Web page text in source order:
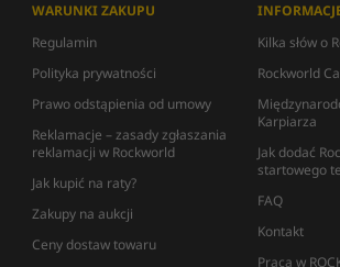
WARUNKI ZAKUPU
Regulamin
Polityka prywatności
Prawo odstąpienia od umowy
Reklamacje – zasady zgłaszania
reklamacji w Rockworld
Jak kupić na raty?
Zakupy na aukcji
Ceny dostaw towaru
Kilka słów o
Rockworld
Karpiarza
Jak dodać
startowego
FAQ
Kontakt
Praca w